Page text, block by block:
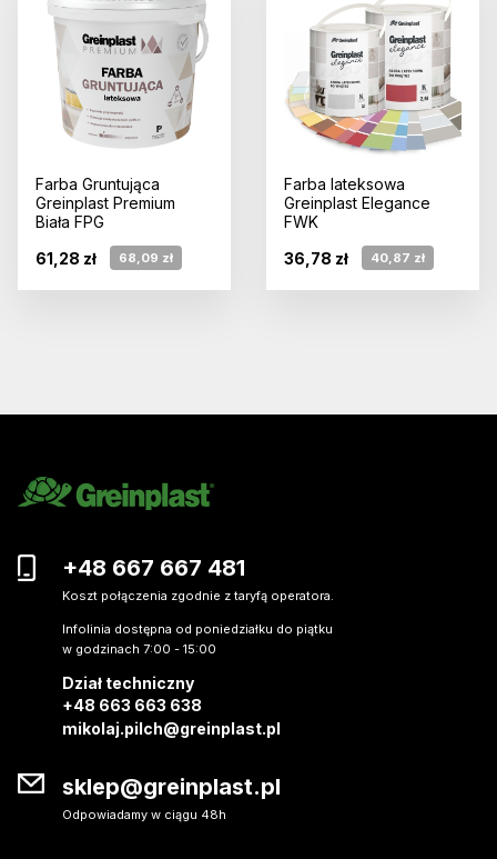
Farba Gruntująca
Greinplast Premium
Biała FPG
61,28 zł
68,09 zł
Farba lateksowa
Greinplast Elegance
FWK
36,78 zł
40,87 zł
+48 667 667 481
Koszt połączenia zgodnie z taryfą operatora.
Infolinia dostępna od poniedziałku do piątku
w godzinach 7:00 - 15:00
Dział techniczny
+48 663 663 638
mikolaj.pilch@greinplast.pl
sklep@greinplast.pl
Odpowiadamy w ciągu 48h